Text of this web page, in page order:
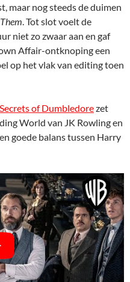
maar nog steeds de duimen
. Tot slot voelt de
niet zo zwaar aan en gaf
Affair-ontknoping een
op het vlak van editing toen
of Dumbledorezet
World van JK Rowling en
goede balans tussen Harry